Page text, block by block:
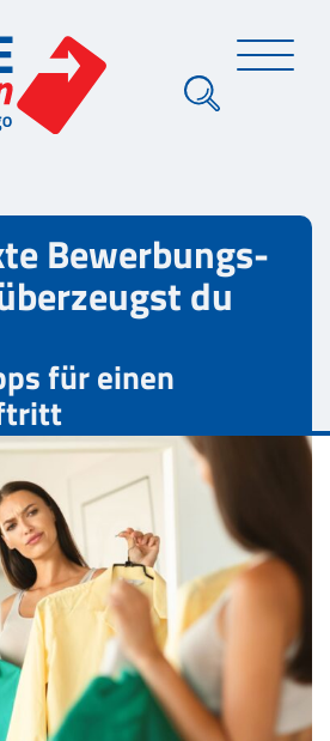
Bewerbungs-
du
für einen